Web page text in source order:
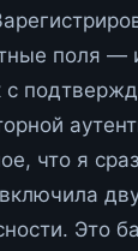
поля —
с
что я
Это